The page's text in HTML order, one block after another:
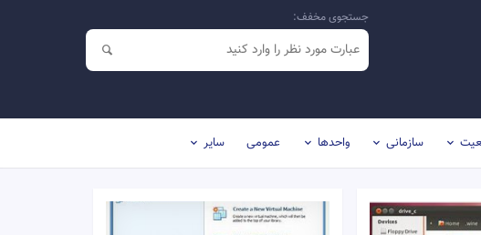
جستجوی مخفف:
سازمانی واحدها عمومی سایر